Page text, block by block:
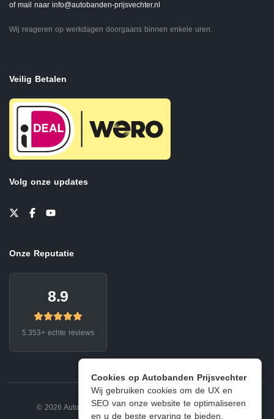
Cookies op Autobanden Prijsvechter
Wij gebruiken cookies om de UX en
SEO van onze website te optimaliseren
en u de beste ervaring te bieden.
of mail naar info@autobanden-prijsvechter.nl
Wij reageren op werkdagen doorgaans binnen enkele uren.
Veilig Betalen
Volg onze updates
Onze Reputatie
8.9
5.353+ echte reviews
© 2026 Autobanden Prijsvechter. Privacy | Voorwaarden